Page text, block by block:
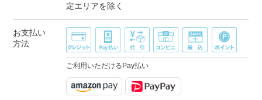
定エリアを除く
お支払い
方法
ご利用いただけるPay払い